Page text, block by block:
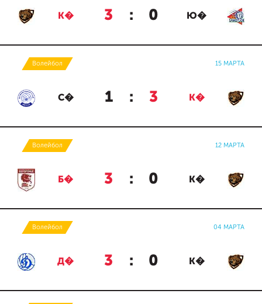
К� 3 : 0 Ю�
Волейбол 15 МАРТА
С� 1 : 3 К�
Волейбол 12 МАРТА
Б� 3 : 0 К�
Волейбол 04 МАРТА
Д� 3 : 0 К�